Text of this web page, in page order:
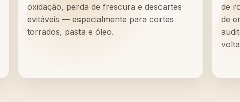
oxidação, perda de frescura e descartes
evitáveis — especialmente para cortes
torrados, pasta e óleo.
de
de